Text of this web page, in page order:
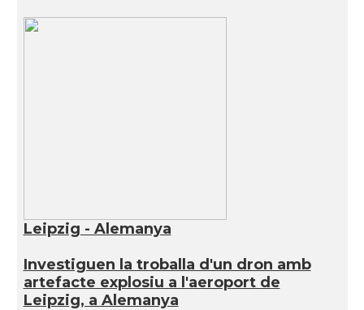
Leipzig - Alemanya
Investiguen la troballa d'un dron amb
artefacte explosiu a l'aeroport de
Leipzig, a Alemanya